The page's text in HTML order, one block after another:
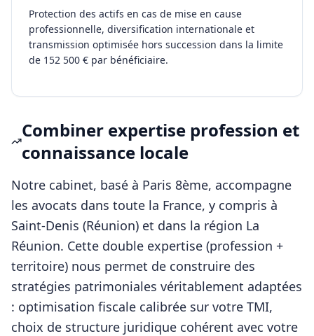
Protection des actifs en cas de mise en cause
professionnelle, diversification internationale et
transmission optimisée hors succession dans la limite
de 152 500 € par bénéficiaire.
Combiner expertise profession et
connaissance locale
Notre cabinet, basé à Paris 8ème, accompagne
les avocats dans toute la France, y compris à
Saint-Denis (Réunion) et dans la région La
Réunion. Cette double expertise (profession +
territoire) nous permet de construire des
stratégies patrimoniales véritablement adaptées
: optimisation fiscale calibrée sur votre TMI,
choix de structure juridique cohérent avec votre